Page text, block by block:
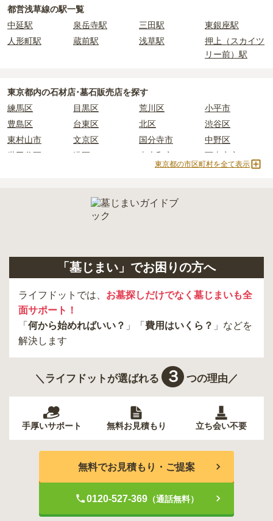
正確な費用は、区画や石材の選び方によって大きく変わるため、見
積もりを取るまで確定しません。
現地見学では、担当者に「提示金額以外にかかる費用はないか」を
1人用区画あり
2人用区画あり
都営浅草線の駅一覧
中延駅
泉岳寺駅 三田駅
東銀座駅
人形町駅
蔵前駅 浅草駅
押上（スカイツ
リー前）駅
東京都内の石材店･墓石販売店を探す
練馬区
目黒区 荒川区
小平市
豊島区
台東区 北区
渋谷区
東村山市
文京区 国分寺市
中野区
世田谷区
港区 東大和市
西東京市
町田市 府中市
昭島市
葛飾区 墨田区
杉並区
東京都の市区町村を全て表示
「墓じまい」でお困りの方へ
ライフドットでは、 お墓探しだけでなく墓じまいも全
面サポート！
「 何から始めればいい？ 」「 費用はいくら？ 」などを
解決します
＼ライフドットが選ばれる ３ つの理由／
手厚いサポート 無料お見積もり 立ち会い不要
無料でお見積もり・ご提案
0120-527-369（通話無料）